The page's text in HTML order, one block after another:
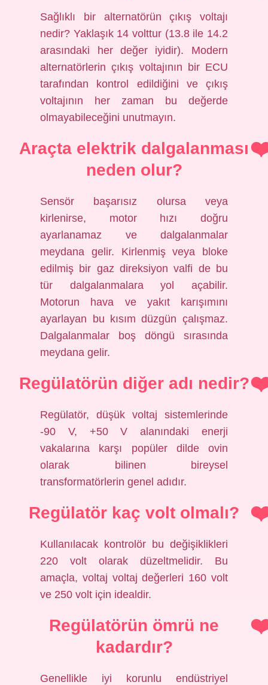
Sağlıklı bir alternatörün çıkış voltajı
nedir? Yaklaşık 14 volttur (13.8 ile 14.2
arasındaki her değer iyidir). Modern
alternatörlerin çıkış voltajının bir ECU
tarafından kontrol edildiğini ve çıkış
voltajının her zaman bu değerde
olmayabileceğini unutmayın.
Araçta elektrik dalgalanması
neden olur?
Sensör başarısız olursa veya
kirlenirse, motor hızı doğru
ayarlanamaz ve dalgalanmalar
meydana gelir. Kirlenmiş veya bloke
edilmiş bir gaz direksiyon valfi de bu
tür dalgalanmalara yol açabilir.
Motorun hava ve yakıt karışımını
ayarlayan bu kısım düzgün çalışmaz.
Dalgalanmalar boş döngü sırasında
meydana gelir.
Regülatörün diğer adı nedir?
Regülatör, düşük voltaj sistemlerinde
-90 V, +50 V alanındaki enerji
vakalarına karşı popüler dilde ovin
olarak bilinen bireysel
transformatörlerin genel adıdır.
Regülatör kaç volt olmalı?
Kullanılacak kontrolör bu değişiklikleri
220 volt olarak düzeltmelidir. Bu
amaçla, voltaj voltaj değerleri 160 volt
ve 250 volt için idealdir.
Regülatörün ömrü ne
kadardır?
Genellikle iyi korunlu endüstriyel